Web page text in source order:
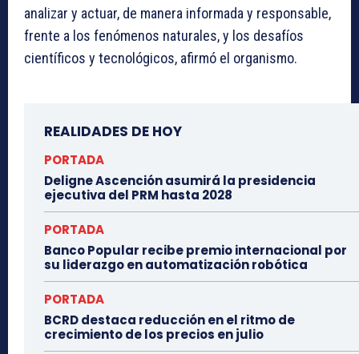
analizar y actuar, de manera informada y responsable,
frente a los fenómenos naturales, y los desafíos
científicos y tecnológicos, afirmó el organismo.
REALIDADES DE HOY
PORTADA
Deligne Ascención asumirá la presidencia
ejecutiva del PRM hasta 2028
PORTADA
Banco Popular recibe premio internacional por
su liderazgo en automatización robótica
PORTADA
BCRD destaca reducción en el ritmo de
crecimiento de los precios en julio